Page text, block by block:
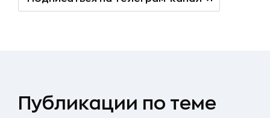
Публикации по теме